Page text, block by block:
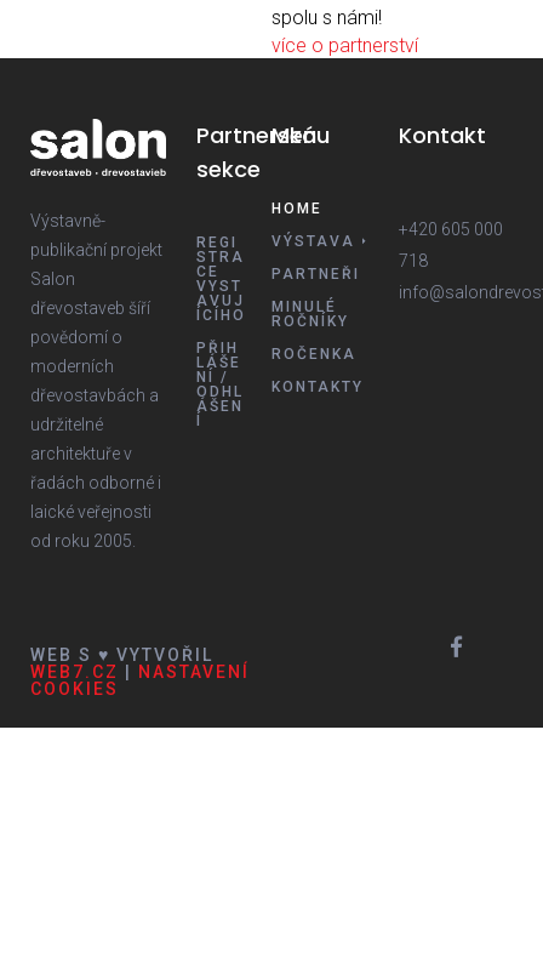
spolu s námi!
více o partnerství
Výstavně-
publikační projekt
Salon
dřevostaveb šíří
povědomí o
moderních
dřevostavbách a
udržitelné
architektuře v
řadách odborné i
laické veřejnosti
od roku 2005.
Partnerská
sekce
REGI
STRA
CE
VYST
AVUJ
ÍCÍHO
PŘIH
LÁŠE
NÍ /
ODHL
ÁŠEN
Menu
HOME
VÝSTAVA
PARTNEŘI
MINULÉ
ROČNÍKY
ROČENKA
KONTAKTY
Kontakt
+420 605 000
718
WEB S ♥ VYTVOŘIL
WEB7.CZ
NASTAVENÍ
COOKIES